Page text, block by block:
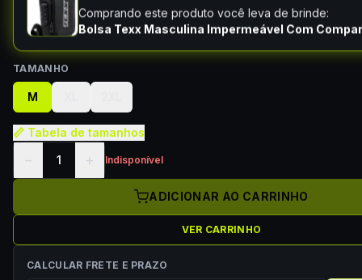
Comprando este produto você leva de brinde:
Bolsa Texx Masculina Impermeável Com
TAMANHO
M
📏 Tabela de tamanhos
− 1 + Indisponível
ADICIONAR AO CARRINHO
VER CARRINHO
CALCULAR FRETE E PRAZO